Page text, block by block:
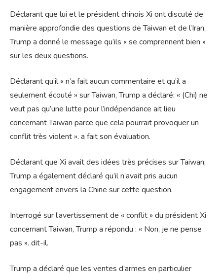
Déclarant que lui et le président chinois Xi ont discuté de
manière approfondie des questions de Taiwan et de l’Iran,
Trump a donné le message qu’ils « se comprennent bien »
sur les deux questions.
Déclarant qu’il « n’a fait aucun commentaire et qu’il a
seulement écouté » sur Taiwan, Trump a déclaré: « (Chi) ne
veut pas qu’une lutte pour l’indépendance ait lieu
concernant Taiwan parce que cela pourrait provoquer un
conflit très violent ». a fait son évaluation.
Déclarant que Xi avait des idées très précises sur Taiwan,
Trump a également déclaré qu’il n’avait pris aucun
engagement envers la Chine sur cette question.
Interrogé sur l’avertissement de « conflit » du président Xi
concernant Taiwan, Trump a répondu : « Non, je ne pense
pas ». dit-il.
Trump a déclaré que les ventes d’armes en particulier